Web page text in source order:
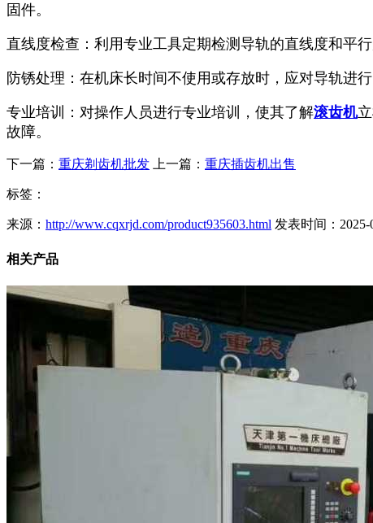
固件。
直线度检查：利用专业工具定期检测导轨的直线度和平
防锈处理：在机床长时间不使用或存放时，应对导轨进
专业培训：对操作人员进行专业培训，使其了解滚齿机
故障。
下一篇： 重庆剃齿机批发 上一篇： 重庆插齿机出售
标签：
来源： http://www.cqxrjd.com/product935603.html 发表时间：2025-
相关产品